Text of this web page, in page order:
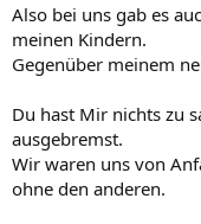
Also bei uns gab es
meinen Kindern.
Gegenüber meinem
Du hast Mir nichts zu
ausgebremst.
Wir waren uns von
ohne den anderen.